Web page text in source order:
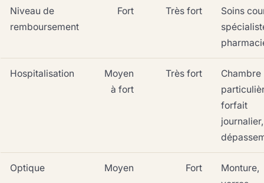
Niveau de
remboursement
Fort Très fort
Soins
Hospitalisation
Moyen
à fort
Très fort
Chambre
forfait
journalier,
Optique Moyen Fort
Monture,